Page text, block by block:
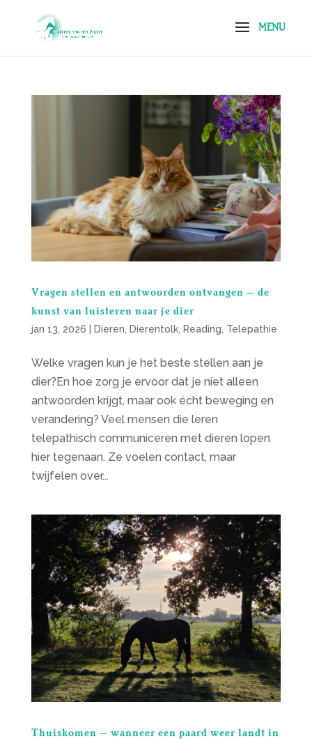
Vragen stellen en antwoorden ontvangen – de
kunst van luisteren naar je dier
jan 13, 2026 Dieren Dierentolk, Reading Telepathie
Welke vragen kun je het beste stellen aan je
dier?En hoe zorg je ervoor dat je niet alleen
antwoorden krijgt, maar ook écht beweging en
verandering? Veel mensen die leren
telepathisch communiceren met dieren lopen
hier tegenaan. Ze voelen contact, maar
twijfelen over...
Thuiskomen – wanneer een paard weer landt in